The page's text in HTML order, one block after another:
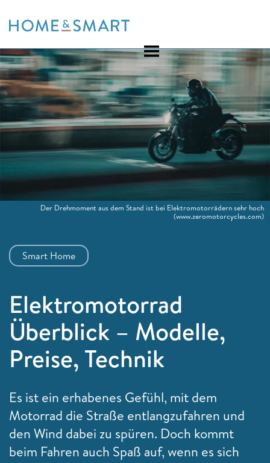
to
Smart Home
Elektromotorrad
Überblick – Modelle,
Preise, Technik
Es ist ein erhabenes Gefühl, mit dem
Motorrad die Straße entlangzufahren und
den Wind dabei zu spüren. Doch kommt
beim Fahren auch Spaß auf, wenn es sich
Der Drehmoment aus dem Stand ist bei Elektromotorrädern sehr hoch
(www.zeromotorcycles.com)